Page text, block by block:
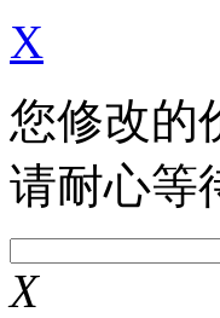
X
您修改的
请耐心等
X